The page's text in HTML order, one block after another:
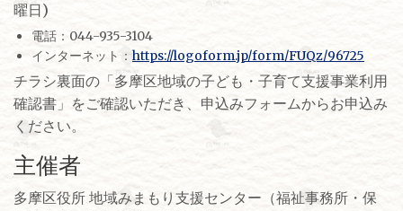
曜日)
電話：044-935-3104
インターネット：https://logoform.jp/form/FUQz/96725
チラシ裏面の「多摩区地域の子ども・子育て支援事業利用
確認書」をご確認いただき、申込みフォームからお申込み
ください。
主催者
多摩区役所 地域みまもり支援センター（福祉事務所・保